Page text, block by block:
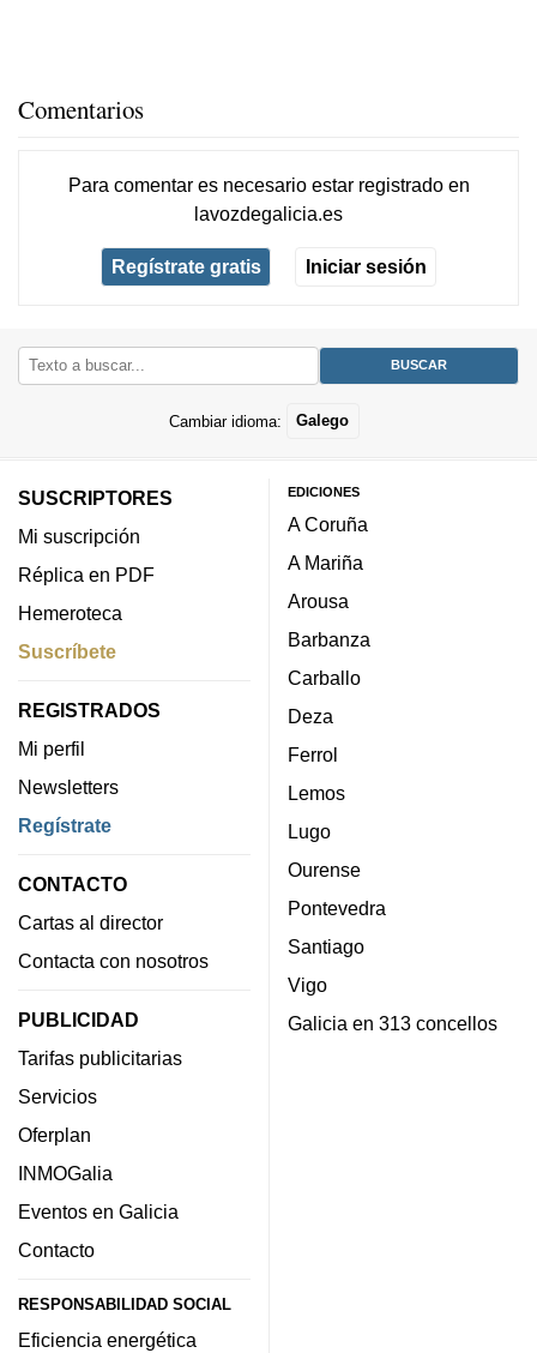
Comentarios
Para comentar es necesario estar registradoen
lavozdegalicia.es
Regístrate gratis Iniciar sesión
Cambiar idioma: Galego
SUSCRIPTORES
Mi suscripción
Réplica en PDF
Hemeroteca
Suscríbete
REGISTRADOS
Mi perfil
Newsletters
Regístrate
CONTACTO
Cartas al director
Contacta con nosotros
PUBLICIDAD
Tarifas publicitarias
Servicios
Oferplan
INMOGalia
Eventos en Galicia
Contacto
RESPONSABILIDAD SOCIAL
Eficiencia energética
EDICIONES
A Coruña
A Mariña
Arousa
Barbanza
Carballo
Deza
Ferrol
Lemos
Lugo
Ourense
Pontevedra
Santiago
Vigo
Galicia en 313 concellos